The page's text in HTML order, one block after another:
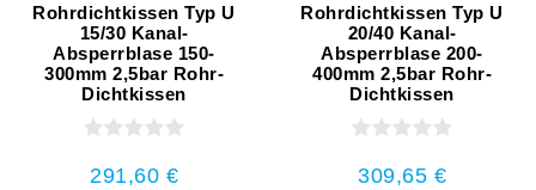
Rohrdichtkissen Typ U
15/30 Kanal-
Absperrblase 150-
300mm 2,5bar Rohr-
Dichtkissen
291,60 €
Rohrdichtkissen Typ U
20/40 Kanal-
Absperrblase 200-
400mm 2,5bar Rohr-
Dichtkissen
309,65 €